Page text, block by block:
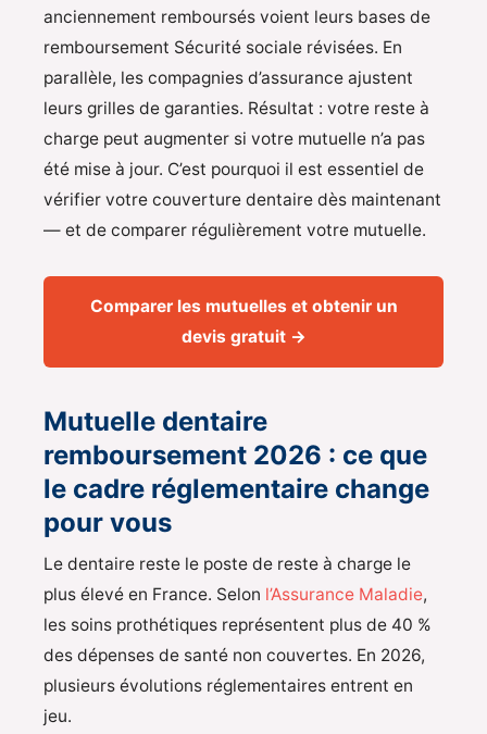
anciennement remboursés voient leurs bases de
remboursement Sécurité sociale révisées. En
parallèle, les compagnies d’assurance ajustent
leurs grilles de garanties. Résultat : votre reste à
charge peut augmenter si votre mutuelle n’a pas
été mise à jour. C’est pourquoi il est essentiel de
vérifier votre couverture dentaire dès maintenant
— et de comparer régulièrement votre mutuelle.
Comparer les mutuelles et obtenir un
devis gratuit →
Mutuelle dentaire
remboursement 2026 : ce que
le cadre réglementaire change
pour vous
Le dentaire reste le poste de reste à charge le
plus élevé en France. Selon l’Assurance Maladie,
les soins prothétiques représentent plus de 40 %
des dépenses de santé non couvertes. En 2026,
plusieurs évolutions réglementaires entrent en
jeu.